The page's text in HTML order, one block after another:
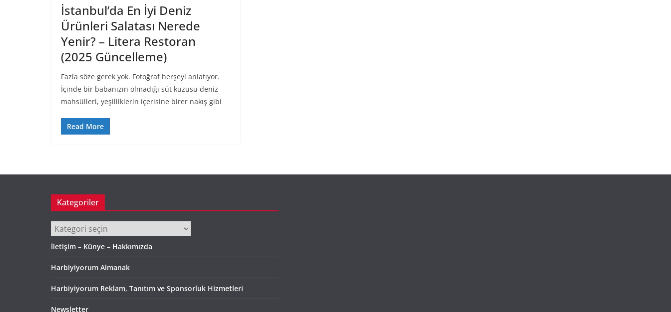
İstanbul’da En İyi Deniz
Ürünleri Salatası Nerede
Yenir? – Litera Restoran
(2025 Güncelleme)
Fazla söze gerek yok. Fotoğraf herşeyi anlatıyor.
İçinde bir babanızın olmadığı süt kuzusu deniz
mahsülleri, yeşilliklerin içerisine birer nakış gibi
Read More
Kategoriler
Kategoriler
İletişim – Künye – Hakkımızda
Harbiyiyorum Almanak
Harbiyiyorum Reklam, Tanıtım ve Sponsorluk Hizmetleri
Newsletter